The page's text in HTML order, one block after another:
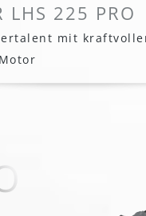
LHS 225 PRO
mit